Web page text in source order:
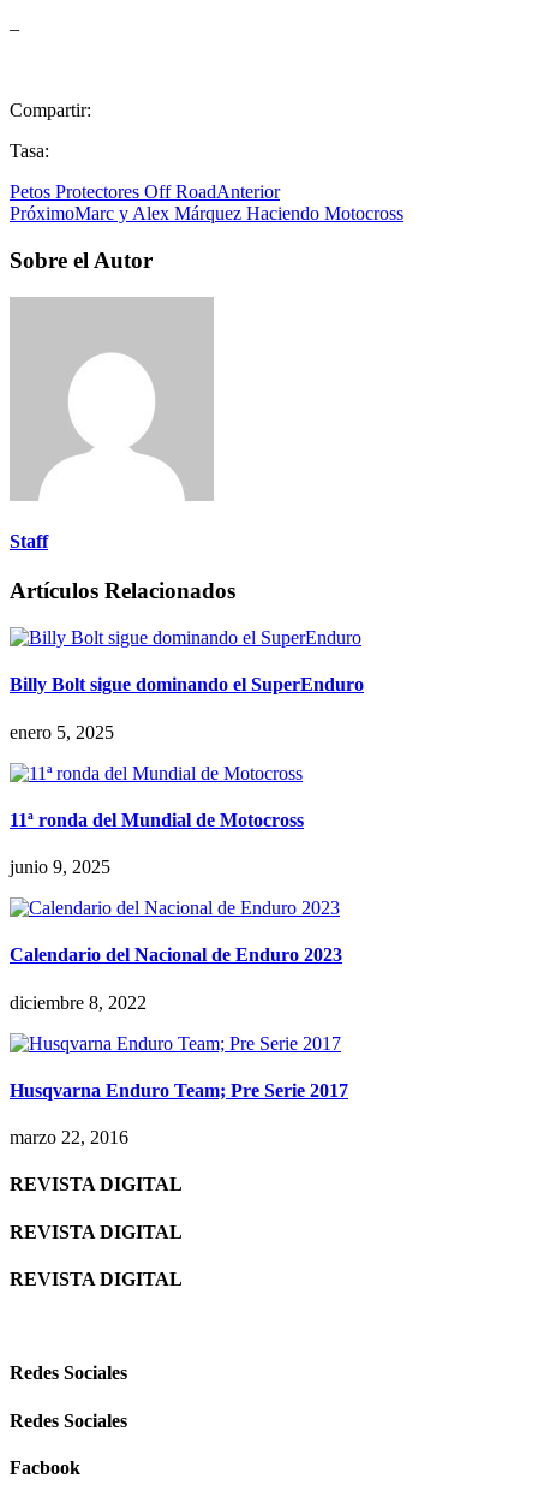
–
Compartir:
Tasa:
Petos Protectores Off RoadAnterior
PróximoMarc y Alex Márquez Haciendo Motocross
Sobre el Autor
Staff
Artículos Relacionados
Billy Bolt sigue dominando el SuperEnduro
enero 5, 2025
11ª ronda del Mundial de Motocross
junio 9, 2025
Calendario del Nacional de Enduro 2023
diciembre 8, 2022
Husqvarna Enduro Team; Pre Serie 2017
marzo 22, 2016
REVISTA DIGITAL
REVISTA DIGITAL
REVISTA DIGITAL
Redes Sociales
Redes Sociales
Facbook